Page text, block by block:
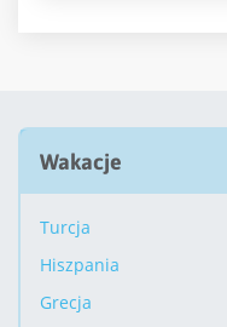
Wakacje
Turcja
Hiszpania
Grecja